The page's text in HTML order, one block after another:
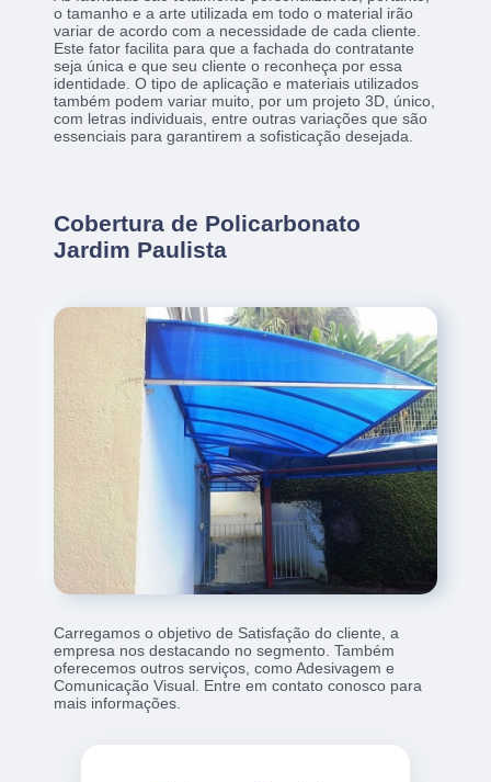
o tamanho e a arte utilizada em todo o material irão
variar de acordo com a necessidade de cada cliente.
Este fator facilita para que a fachada do contratante
seja única e que seu cliente o reconheça por essa
identidade. O tipo de aplicação e materiais utilizados
também podem variar muito, por um projeto 3D, único,
com letras individuais, entre outras variações que são
essenciais para garantirem a sofisticação desejada.
Cobertura de Policarbonato
Jardim Paulista
Carregamos o objetivo de Satisfação do cliente, a
empresa nos destacando no segmento. Também
oferecemos outros serviços, como Adesivagem e
Comunicação Visual. Entre em contato conosco para
mais informações.